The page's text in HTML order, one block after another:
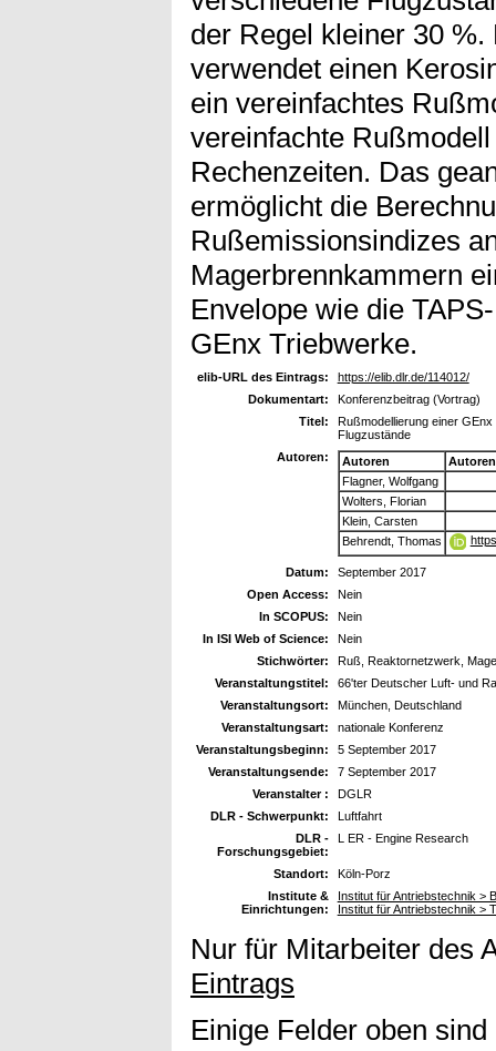
der Regel kleiner 30
verwendet einen
ein vereinfachtes
vereinfachte
Rechenzeiten. Das
ermöglicht die
Rußemissionsindizes
Magerbrennkammern
Envelope wie die
GEnx Triebwerke.
elib-URL des Eintrags:
https://elib.dlr.de/114012/
Dokumentart:
Konferenzbeitrag (Vortrag)
Titel:
Rußmodellierung einer
Flugzustände
Autoren:
Autoren
Flagner, Wolfgang
Wolters, Florian
Klein, Carsten
Behrendt, Thomas
Datum:
September 2017
Open Access:
Nein
In SCOPUS:
Nein
In ISI Web of Science:
Nein
Stichwörter:
Ruß, Reaktornetzwerk,
Veranstaltungstitel:
66'ter Deutscher Luft- und
Veranstaltungsort:
München, Deutschland
Veranstaltungsart:
nationale Konferenz
Veranstaltungsbeginn:
5 September 2017
Veranstaltungsende:
7 September 2017
Veranstalter :
DGLR
DLR - Schwerpunkt:
Luftfahrt
DLR -
Forschungsgebiet:
L ER - Engine Research
Standort:
Köln-Porz
Institute &
Einrichtungen:
Institut für Antriebstechnik >
Institut für Antriebstechnik >
Nur für Mitarbeiter des
Eintrags
Einige Felder oben